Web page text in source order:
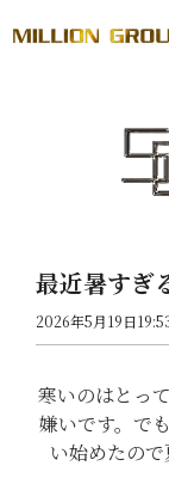
最近暑すぎ
2026年5月19日
寒いのはとっ
嫌いです。で
い始めたの